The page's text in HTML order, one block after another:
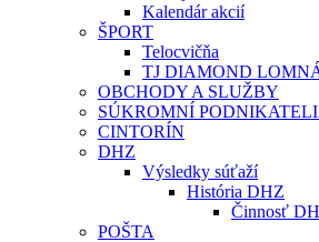
Kalendár akcií
ŠPORT
Telocvičňa
TJ DIAMOND
OBCHODY A SLUŽBY
SÚKROMNÍ
CINTORÍN
DHZ
Výsledky súťaží
História DHZ
Činnosť
POŠTA